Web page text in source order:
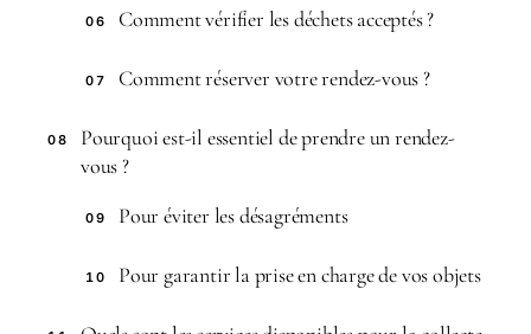
06 Comment vérifier les déchets acceptés ?
07 Comment réserver votre rendez-vous ?
08
Pourquoi est-il essentiel de prendre un rendez-
vous ?
09 Pour éviter les désagréments
10 Pour garantir la prise en charge de vos objets